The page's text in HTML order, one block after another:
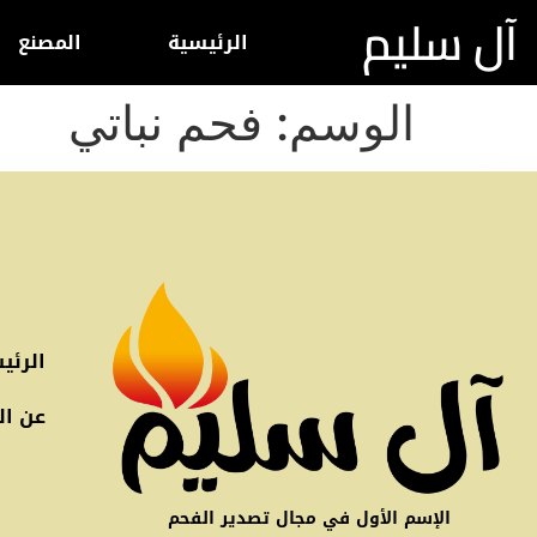
آل سليم الرئيسية المصنع
الوسم: فحم نباتي
الإسم الأول في مجال تصدير الفحم
عن